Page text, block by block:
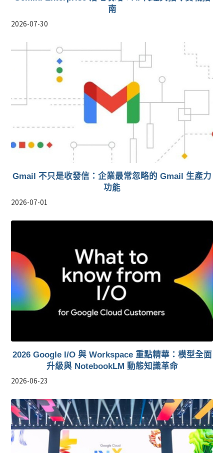
南
2026-07-30
Gmail 不只是收發信：企業最常忽略的 Gmail 生產力
功能
2026-07-01
2026 Google I/O 與 Workspace 重點精華：模型全面
升級與 NotebookLM 動態知識革命
2026-06-23